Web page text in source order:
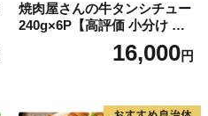
焼肉屋さんの牛タンシチュー
240g×6P【高評価 小分け 惣
菜 牛たん 一人暮らし 冷凍】
16,000円